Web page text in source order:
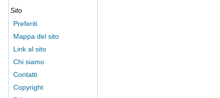
Sito
Preferiti
Mappa del sito
Link al sito
Chi siamo
Contatti
Copyright